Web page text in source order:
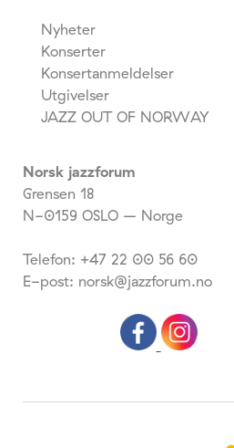
Nyheter
Konserter
Konsertanmeldelser
Utgivelser
JAZZ OUT OF NORWAY
Norsk jazzforum
Grensen 18
N-0159 OSLO – Norge
Telefon: +47 22 00 56 60
E-post: norsk@jazzforum.no